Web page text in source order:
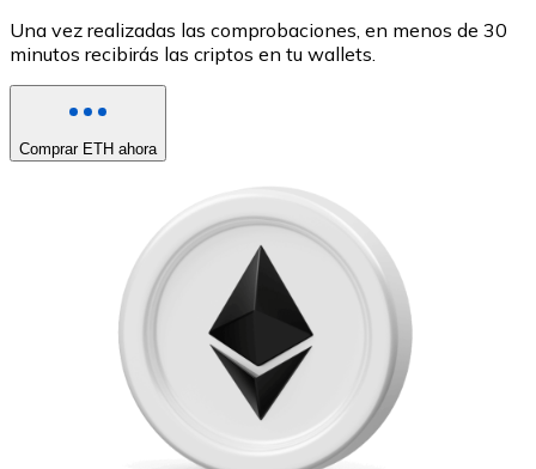
Una vez realizadas las comprobaciones, en menos de 30
minutos recibirás las criptos en tu wallets.
Comprar ETH ahora